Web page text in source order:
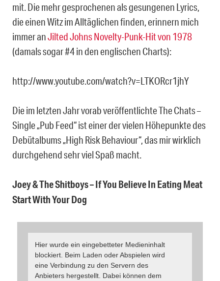
mit. Die mehr gesprochenen als gesungenen Lyrics,
die einen Witz im Alltäglichen finden, erinnern mich
immer anJilted Johns Novelty-Punk-Hit von 1978
(damals sogar #4 in den englischen Charts):
http://www.youtube.com/watch?v=LTKORcr1jhY
Die im letzten Jahr vorab veröffentlichte The Chats –
Single „Pub Feed“ ist einer der vielen Höhepunkte des
Debütalbums „High Risk Behaviour“, das mir wirklich
durchgehend sehr viel Spaß macht.
Joey & The Shitboys – If You Believe In Eating Meat
Start With Your Dog
Hier wurde ein eingebetteter Medieninhalt
blockiert. Beim Laden oder Abspielen wird
eine Verbindung zu den Servern des
Anbieters hergestellt. Dabei können dem